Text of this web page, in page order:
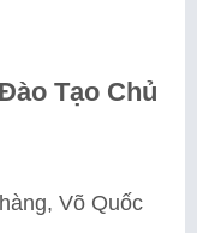
Tạo Chủ
Võ Quốc